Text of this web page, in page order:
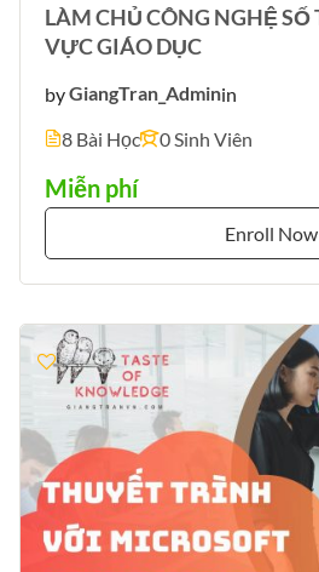
LÀM CHỦ CÔNG NGHỆ SỐ TRONG LĨNH
VỰC GIÁO DỤC
byGiangTran_Adminin
8 Bài Học
0 Sinh Viên
Miễn phí
Enroll Now